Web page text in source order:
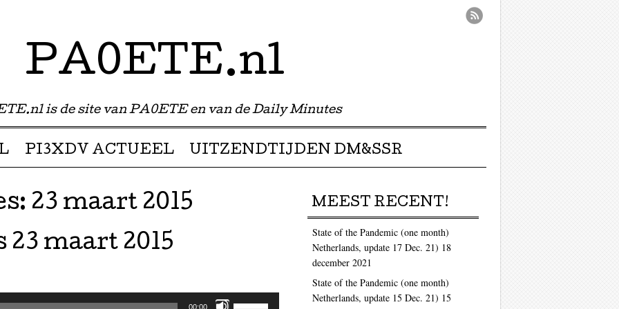
PA0ETE.nl
is de site van PA0ETE en van de Daily Minutes
PI3XDV ACTUEEL UITZENDTIJDEN DM&SSR
23 maart 2015
maart 2015
00:00
MEEST RECENT!
State of the Pandemic (one month)
Netherlands, update 17 Dec. 21) 18
december 2021
State of the Pandemic (one month)
Netherlands, update 15 Dec. 21) 15